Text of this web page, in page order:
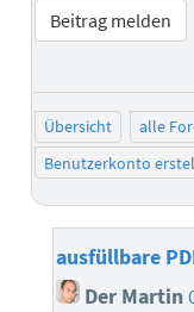
Beitrag melden
Übersicht alle
Benutzerkonto
ausfüllbare
Der Martin